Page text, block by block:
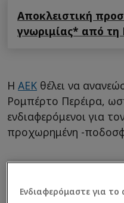
Αποκλειστική
γνωριμίας* από
Η ΑΕΚ θέλει να
Ρομπέρτο Περέιρα,
ενδιαφερόμενοι για
προχωρημένη -
Ενδιαφερόμαστε για